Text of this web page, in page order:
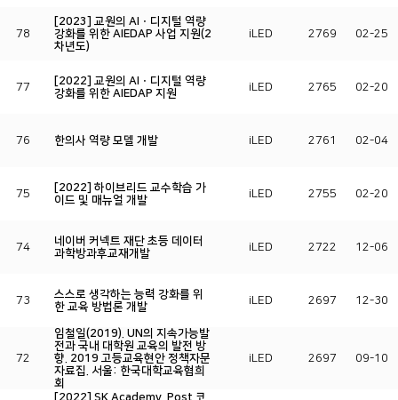
78
[2023] 교원의 AIㆍ디지털 역량
강화를 위한 AIEDAP 사업 지원(2
차년도)
iLED 2769 02-25
77
[2022] 교원의 AIㆍ디지털 역량
강화를 위한 AIEDAP 지원
iLED 2765 02-20
76 한의사 역량 모델 개발 iLED 2761 02-04
75
[2022] 하이브리드 교수학습 가
이드 및 매뉴얼 개발
iLED 2755 02-20
74
네이버 커넥트 재단 초등 데이터
과학방과후교재개발
iLED 2722 12-06
73
스스로 생각하는 능력 강화를 위
한 교육 방법론 개발
iLED 2697 12-30
72
임철일(2019). UN의 지속가능발
전과 국내 대학원 교육의 발전 방
향. 2019 고등교육현안 정책자문
자료집. 서울: 한국대학교육협희
회
iLED 2697 09-10
[2022] SK Academy. Post 코